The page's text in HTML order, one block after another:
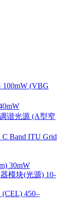
(VBG
谐光源 (A型窄
Band ITU Grid
30mW
模块(光源) 10-
450–